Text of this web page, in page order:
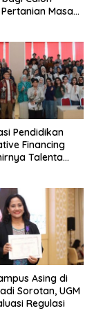
Masa
Pendidikan
Financing
Talenta
Asing di
Sorotan, UGM
Regulasi